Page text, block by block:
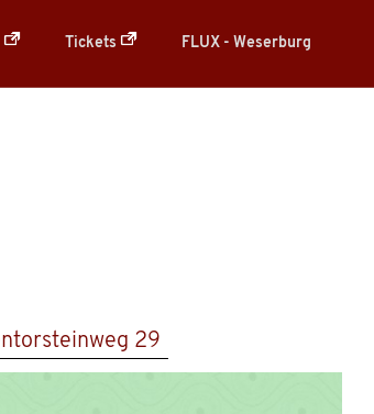
Tickets FLUX - Weserburg
29